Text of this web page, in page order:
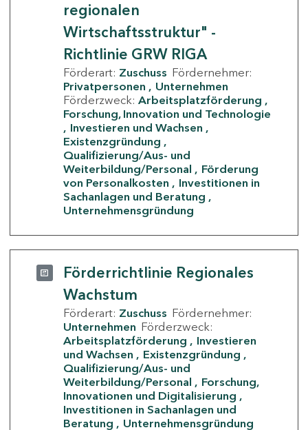
regionalen
Wirtschaftsstruktur" -
Richtlinie GRW RIGA
Förderart: Zuschuss Fördernehmer:
Privatpersonen
Unternehmen
Förderzweck: Arbeitsplatzförderung
Forschung, Innovation und Technologie
Investieren und Wachsen
Existenzgründung
Qualifizierung/Aus- und
Weiterbildung/Personal
Förderung
von Personalkosten
Investitionen in
Sachanlagen und Beratung
Unternehmensgründung
Förderrichtlinie Regionales
Wachstum
Förderart: Zuschuss Fördernehmer:
Unternehmen Förderzweck:
Arbeitsplatzförderung
Investieren
und Wachsen
Existenzgründung
Qualifizierung/Aus- und
Weiterbildung/Personal
Forschung,
Innovationen und Digitalisierung
Investitionen in Sachanlagen und
Beratung
Unternehmensgründung